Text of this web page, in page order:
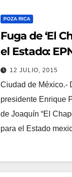
POZA RICA
Fuga de ‘El
el Estado:
12 JULIO, 2015
Ciudad de México.-
presidente Enrique
de Joaquín “El
para el Estado